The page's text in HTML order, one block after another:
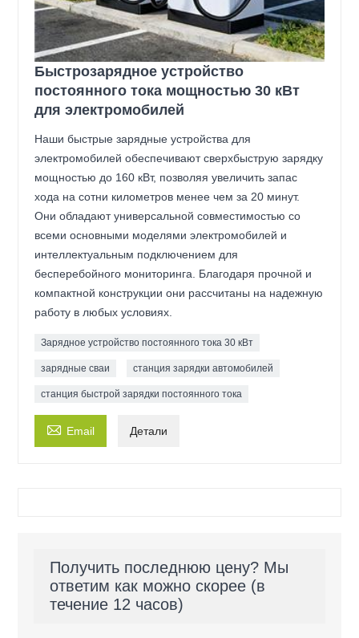
Быстрозарядное устройство
постоянного тока мощностью 30 кВт
для электромобилей
Наши быстрые зарядные устройства для
электромобилей обеспечивают сверхбыструю зарядку
мощностью до 160 кВт, позволяя увеличить запас
хода на сотни километров менее чем за 20 минут.
Они обладают универсальной совместимостью со
всеми основными моделями электромобилей и
интеллектуальным подключением для
бесперебойного мониторинга. Благодаря прочной и
компактной конструкции они рассчитаны на надежную
работу в любых условиях.
Зарядное устройство постоянного тока 30 кВт
зарядные сваи станция зарядки автомобилей
станция быстрой зарядки постоянного тока
 Email Детали
Получить последнюю цену? Мы
ответим как можно скорее (в
течение 12 часов)